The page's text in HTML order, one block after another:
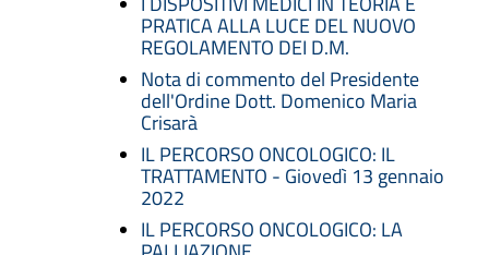
PRATICA ALLA LUCE DEL NUOVO
REGOLAMENTO DEI D.M.
Nota di commento del Presidente
dell'Ordine Dott. Domenico Maria
Crisarà
IL PERCORSO ONCOLOGICO: IL
TRATTAMENTO - Giovedì 13 gennaio
2022
IL PERCORSO ONCOLOGICO: LA